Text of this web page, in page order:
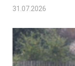
31.07.2026